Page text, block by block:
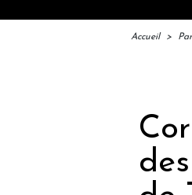
Accueil >